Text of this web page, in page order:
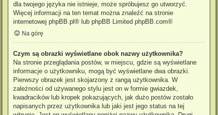
dla twojego języka nie istnieje, może spróbujesz go utworzyć.
Więcej informacji na ten temat można znaleźć na stronie
internetowej phpBB.pl ® lub phpBB Limited phpBB.com®
Na górę
Czym są obrazki wyświetlane obok nazwy użytkownika?
Na stronie przeglądania postów, w miejscu, gdzie są wyświetlane
informacje o użytkowniku, mogą być wyświetlane dwa obrazki.
Pierwszy obrazek jest skojarzony z rangą użytkownika. W
zależności od używanego stylu jest on w formie gwiazdek,
kwadracików lub kropek pokazujących, jak dużo postów zostało
napisanych przez użytkownika lub jaki jest jego status na tej